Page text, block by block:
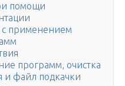
помощи
применением
программ, очистка
и файл подкачки